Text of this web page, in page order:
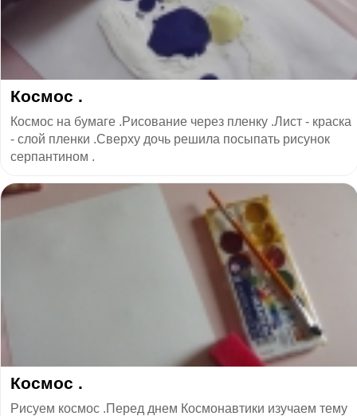
Космос .
Космос на бумаге .Рисование через пленку .Лист - краска
- слой пленки .Сверху дочь решила посыпать рисунок
серпантином .
Космос .
Рисуем космос .Перед днем Космонавтики изучаем тему